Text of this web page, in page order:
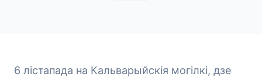
6 лістапада на Кальварыйскія могілкі, дзе